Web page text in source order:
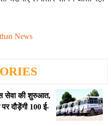
News
सेवा की शुरुआत,
दौड़ेंगी 100 ई-